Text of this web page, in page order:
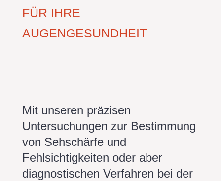
FÜR IHRE
AUGENGESUNDHEIT
Mit unseren präzisen
Untersuchungen zur Bestimmung
von Sehschärfe und
Fehlsichtigkeiten oder aber
diagnostischen Verfahren bei der